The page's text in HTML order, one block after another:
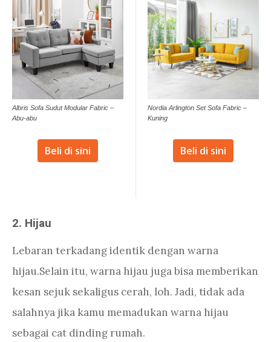
Albris Sofa Sudut Modular Fabric –
Abu-abu
Beli di sini
Nordia Arlington Set Sofa Fabric –
Kuning
Beli di sini
2. Hijau
Lebaran terkadang identik dengan warna
hijau.Selain itu, warna hijau juga bisa memberikan
kesan sejuk sekaligus cerah, loh. Jadi, tidak ada
salahnya jika kamu memadukan warna hijau
sebagai cat dinding rumah.